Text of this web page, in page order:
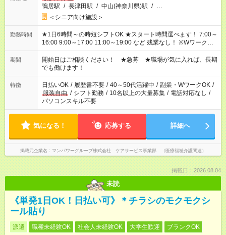
鴨居駅 / 長津田駅 / 中山(神奈川県)駅 / …
＜シニア向け施設＞
勤務時間
★1日6時間～の時短シフトOK ★スタート時間選べます！ 7:00～
16:00 9:00～17:00 11:00～19:00 など 残業なし！ ※Wワークの
場合、他のお仕事と合わせ週40時間超の就業はご案内できませ
ん ※法令に基づき、週20時間以上勤務は社会保険への加入対象
となります ※労働者派遣法（日雇い派遣の原則禁止）により、
短時間・短期間の就業はご案内が難しい場合があります
期間
開始日はご相談ください！ ★急募 ★職場が気に入れば、長期
でも働けます！
特徴 日払いOK / 履歴書不要 / 40～50代活躍中 / 副業・WワークOK /
服装自由 / シフト勤務 / 10名以上の大量募集 / 電話対応なし /
パソコンスキル不要
気になる！ 応募する 詳細へ
掲載元企業名 マンパワーグループ株式会社 ケアサービス事業部 （医療福祉介護関連）
掲載日：2026.08.04
未読
《単発1日OK！日払い可》＊チラシのモクモクシ
ール貼り
派遣 職種未経験OK 社会人未経験OK 大学生歓迎
ブランクOK